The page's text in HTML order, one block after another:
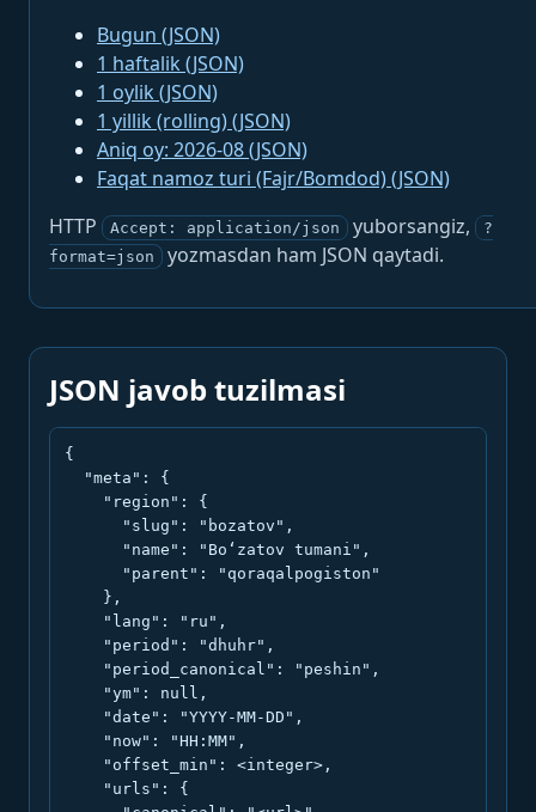
Bugun (JSON)
1 haftalik (JSON)
1 oylik (JSON)
1 yillik (rolling) (JSON)
Aniq oy: 2026-08 (JSON)
Faqat namoz turi (Fajr/Bomdod) (JSON)
HTTP
Accept: application/json yuborsangiz,
?
format=json
yozmasdan ham JSON qaytadi.
JSON javob tuzilmasi
{
  "meta": {
    "region": {
      "slug": "bozatov",
      "name": "Bo‘zatov tumani",
      "parent": "qoraqalpogiston"
    },
    "lang": "ru",
    "period": "dhuhr",
    "period_canonical": "peshin",
    "ym": null,
    "date": "YYYY-MM-DD",
    "now": "HH:MM",
    "offset_min": <integer>,
    "urls": {